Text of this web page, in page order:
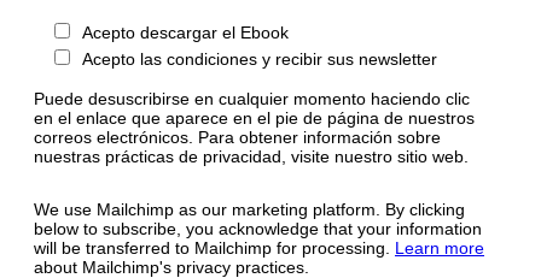
Acepto descargar el Ebook
Acepto las condiciones y recibir sus newsletter
Puede desuscribirse en cualquier momento haciendo clic
en el enlace que aparece en el pie de página de nuestros
correos electrónicos. Para obtener información sobre
nuestras prácticas de privacidad, visite nuestro sitio web.
We use Mailchimp as our marketing platform. By clicking
below to subscribe, you acknowledge that your information
will be transferred to Mailchimp for processing. Learn more
about Mailchimp's privacy practices.